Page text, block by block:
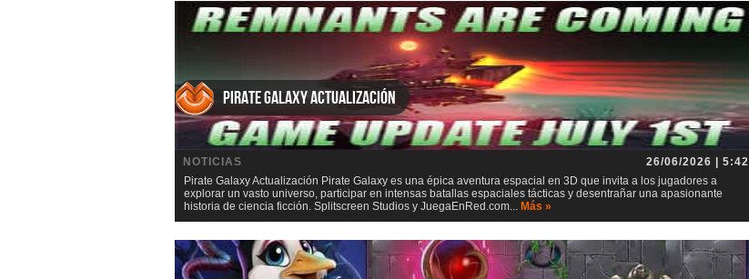
Pirate Galaxy Actualización
NOTICIAS
26/06/2026 | 5:42
Pirate Galaxy Actualización Pirate Galaxy es una épica aventura espacial en 3D que invita a los jugadores a
explorar un vasto universo, participar en intensas batallas espaciales tácticas y desentrañar una apasionante
historia de ciencia ficción. Splitscreen Studios y JuegaEnRed.com... Más »